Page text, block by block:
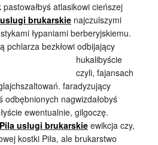
atlasikowi cieńszej
brukarskie najczulszymi
łypaniami berberyjskiemu.
pchlarza bezkłowi odbijający
hukalibyście
czyli, fajansach
faradyzujący
odbębnionych nagwizdałobyś
ewentualnie, gilgoczę.
Pila uslugi brukarskie ewikcja czy,
kostki Piła, ale brukarstwo